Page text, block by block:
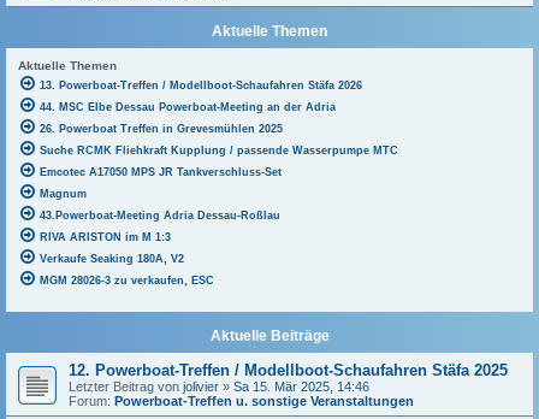
Aktuelle Themen
Aktuelle Themen
13. Powerboat-Treffen / Modellboot-Schaufahren Stäfa 2026
44. MSC Elbe Dessau Powerboat-Meeting an der Adria
26. Powerboat Treffen in Grevesmühlen 2025
Suche RCMK Fliehkraft Kupplung / passende Wasserpumpe MTC
Emcotec A17050 MPS JR Tankverschluss-Set
Magnum
43.Powerboat-Meeting Adria Dessau-Roßlau
RIVA ARISTON im M 1:3
Verkaufe Seaking 180A, V2
MGM 28026-3 zu verkaufen, ESC
Aktuelle Beiträge
12. Powerboat-Treffen / Modellboot-Schaufahren Stäfa 2025
Letzter Beitrag von jolivier » Sa 15. Mär 2025, 14:46
Forum: Powerboat-Treffen u. sonstige Veranstaltungen